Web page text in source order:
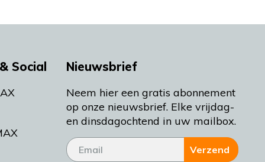
Social Nieuwsbrief
Neem hier een gratis abonnement
op onze nieuwsbrief. Elke vrijdag-
en dinsdagochtend in uw mailbox.
Verzend